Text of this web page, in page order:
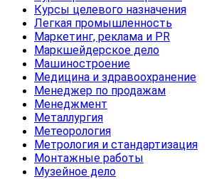
Курсы целевого назначения
Легкая промышленность
Маркетинг, реклама и PR
Маркшейдерское дело
Машиностроение
Медицина и здравоохранение
Менеджер по продажам
Менеджмент
Металлургия
Метеорология
Метрология и стандартизация
Монтажные работы
Музейное дело